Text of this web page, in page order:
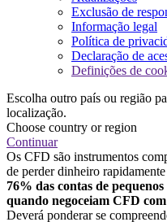
Exclusão de
Informação legal
Política de
Declaração de
Definições de
Escolha outro país ou região
localização.
Choose country or region
Continuar
Os CFD são instrumentos
de perder dinheiro
76% das contas de
quando negoceiam CFD
Deverá ponderar se